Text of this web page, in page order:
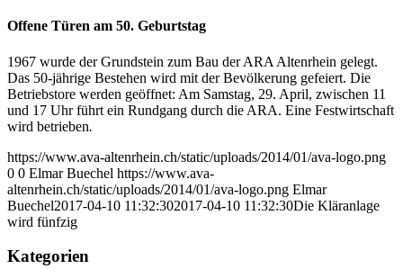
Offene Türen am 50. Geburtstag
1967 wurde der Grundstein zum Bau der ARA Altenrhein gelegt.
Das 50-jährige Bestehen wird mit der Bevölkerung gefeiert. Die
Betriebstore werden geöffnet: Am Samstag, 29. April, zwischen 11
und 17 Uhr führt ein Rundgang durch die ARA. Eine Festwirtschaft
wird betrieben.
https://www.ava-altenrhein.ch/static/uploads/2014/01/ava-logo.png
0 0 Elmar Buechel https://www.ava-
altenrhein.ch/static/uploads/2014/01/ava-logo.png Elmar
Buechel2017-04-10 11:32:302017-04-10 11:32:30Die Kläranlage
wird fünfzig
Kategorien